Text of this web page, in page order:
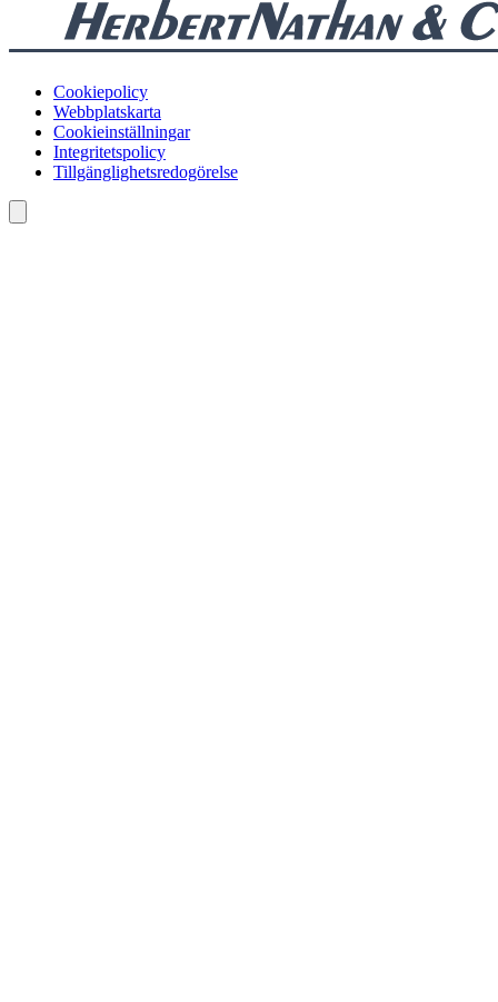
Cookiepolicy
Webbplatskarta
Cookieinställningar
Integritetspolicy
Tillgänglighetsredogörelse